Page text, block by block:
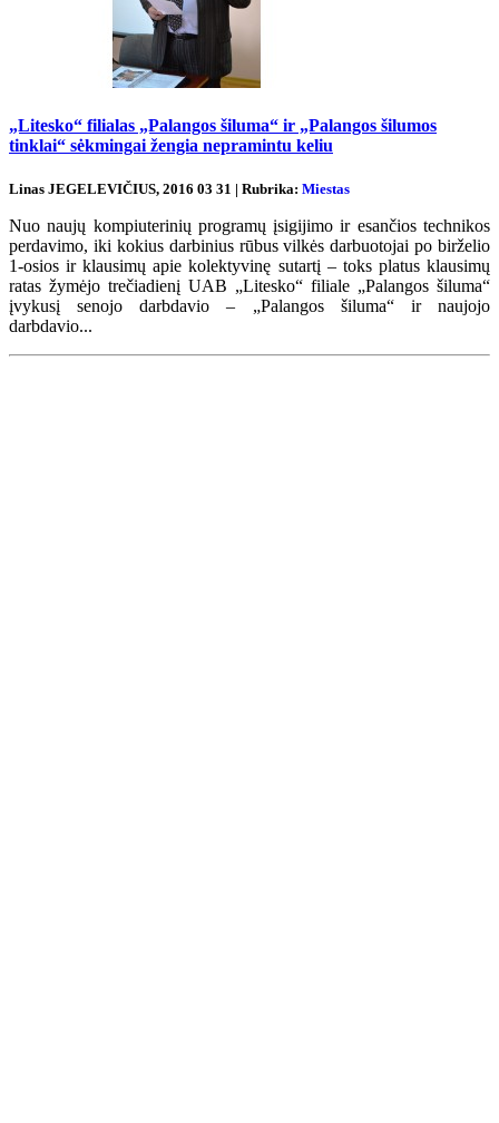
„Litesko“ filialas „Palangos šiluma“ ir „Palangos šilumos
tinklai“ sėkmingai žengia nepramintu keliu
Linas JEGELEVIČIUS, 2016 03 31 | Rubrika: Miestas
Nuo naujų kompiuterinių programų įsigijimo ir esančios technikos
perdavimo, iki kokius darbinius rūbus vilkės darbuotojai po birželio
1-osios ir klausimų apie kolektyvinę sutartį – toks platus klausimų
ratas žymėjo trečiadienį UAB „Litesko“ filiale „Palangos šiluma“
įvykusį senojo darbdavio – „Palangos šiluma“ ir naujojo
darbdavio...